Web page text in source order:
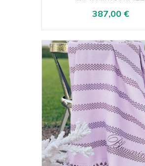
387,00 €